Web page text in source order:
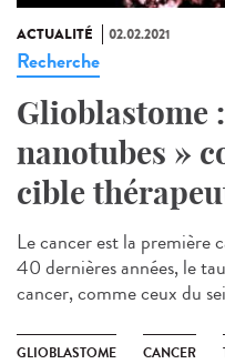
ACTUALITÉ 02.02.2021
Recherche
Glioblastome
nanotubes »
cible
Le cancer est la première
40 dernières années, le
cancer, comme ceux du
GLIOBLASTOME CANCER